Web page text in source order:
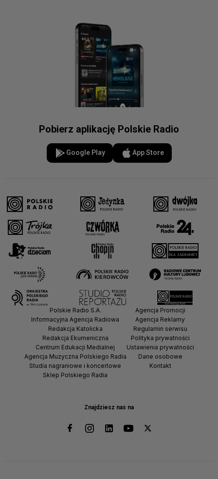
Pobierz aplikację Polskie Radio
Google Play App Store
Znajdziesz nas na
Polskie Radio S.A.
Informacyjna Agencja Radiowa
Redakcja Katolicka
Redakcja Ekumeniczna
Centrum Edukacji Medialnej
Agencja Muzyczna Polskiego Radia
Studia nagraniowe i koncertowe
Sklep Polskiego Radia
Agencja Promocji
Agencja Reklamy
Regulamin serwisu
Polityka prywatności
Ustawienia prywatności
Dane osobowe
Kontakt